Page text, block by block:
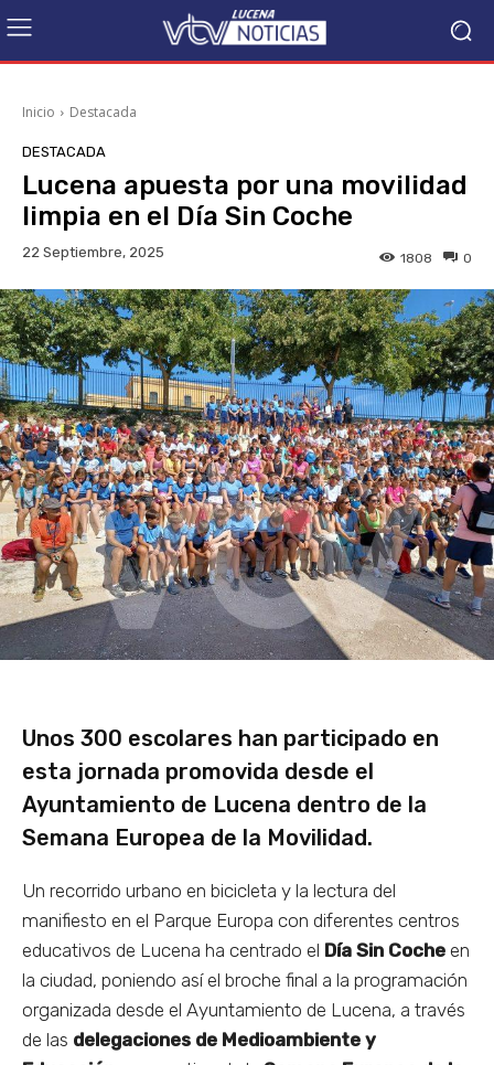
Inicio Destacada
DESTACADA
Lucena apuesta por una movilidad
limpia en el Día Sin Coche
22 Septiembre, 2025 0
1808
Unos 300 escolares han participado en
esta jornada promovida desde el
Ayuntamiento de Lucena dentro de la
Semana Europea de la Movilidad.
Un recorrido urbano en bicicleta y la lectura del
manifiesto en el Parque Europa con diferentes centros
educativos de Lucena ha centrado el Día Sin Coche en
la ciudad, poniendo así el broche final a la programación
organizada desde el Ayuntamiento de Lucena, a través
de las delegaciones de Medioambiente y